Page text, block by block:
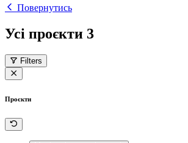
Повернутись
Усі проєкти 3
Filters
Проєкти